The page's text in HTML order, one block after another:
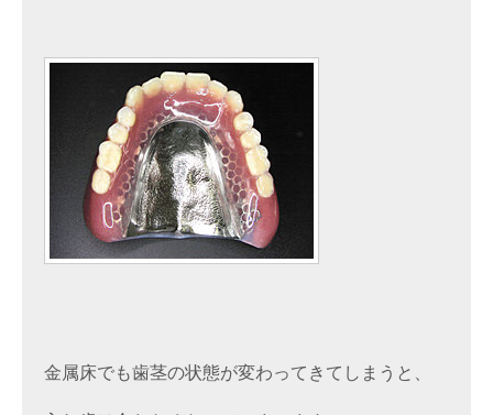
金属床でも歯茎の状態が変わってきてしまうと、